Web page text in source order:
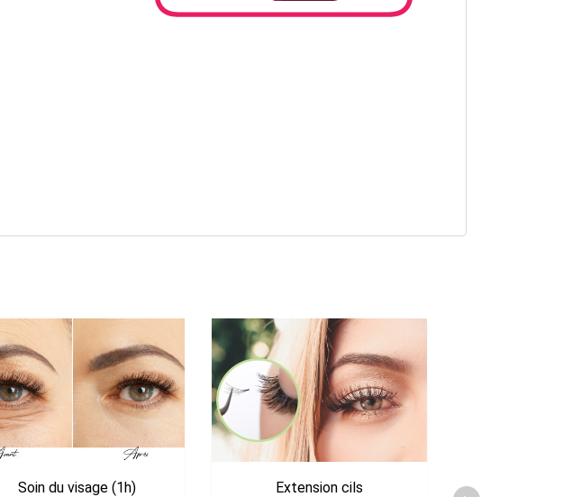
Soin du visage (1h) Extension cils